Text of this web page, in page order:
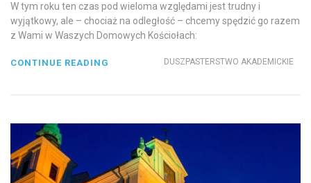
W tym roku ten czas pod wieloma względami jest trudny i
wyjątkowy, ale – chociaż na odległość – chcemy spędzić go razem
z Wami w Waszych Domowych Kościołach:
DUSZPASTERSTWO AKADEMICKIE
CONTINUE READING